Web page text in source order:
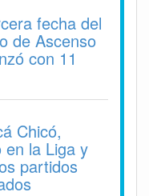
fecha del
de Ascenso
con 11
Chicó,
en la Liga y
partidos